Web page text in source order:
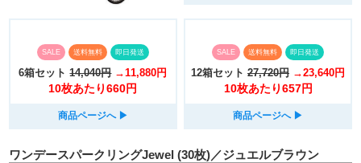
SALE 送料無料 即日発送
6箱セット 14,040円 →11,880円
10枚あたり660円
商品ページへ ▶︎
SALE 送料無料 即日発送
12箱セット 27,720円 →23,640円
10枚あたり657円
商品ページへ ▶︎
ワンデースパークリングJewel (30枚)／ジュエルブラウン